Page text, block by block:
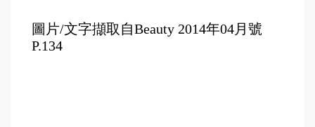
圖片/文字擷取自Beauty 2014年04月號
P.134